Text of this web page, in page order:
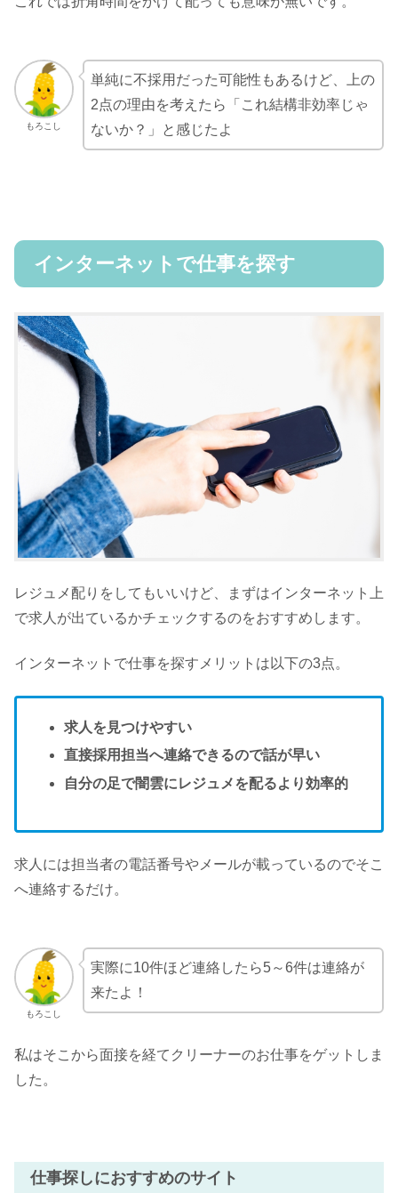
もろこし
単純に不採用だった可能性もあるけど、上の
2点の理由を考えたら「これ結構非効率じゃ
ないか？」と感じたよ
インターネットで仕事を探す
レジュメ配りをしてもいいけど、まずはインターネット上
で求人が出ているかチェックするのをおすすめします。
インターネットで仕事を探すメリットは以下の3点。
求人を見つけやすい
直接採用担当へ連絡できるので話が早い
自分の足で闇雲にレジュメを配るより効率的
求人には担当者の電話番号やメールが載っているのでそこ
へ連絡するだけ。
もろこし
実際に10件ほど連絡したら5～6件は連絡が
来たよ！
私はそこから面接を経てクリーナーのお仕事をゲットしま
した。
仕事探しにおすすめのサイト